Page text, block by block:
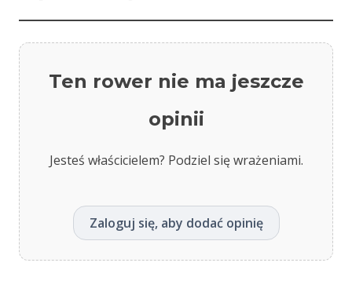
Ten rower nie ma jeszcze
opinii
Jesteś właścicielem? Podziel się wrażeniami.
Zaloguj się, aby dodać opinię